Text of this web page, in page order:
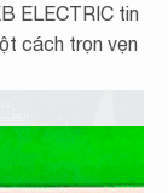
ELECTRIC tin
cách trọn vẹn